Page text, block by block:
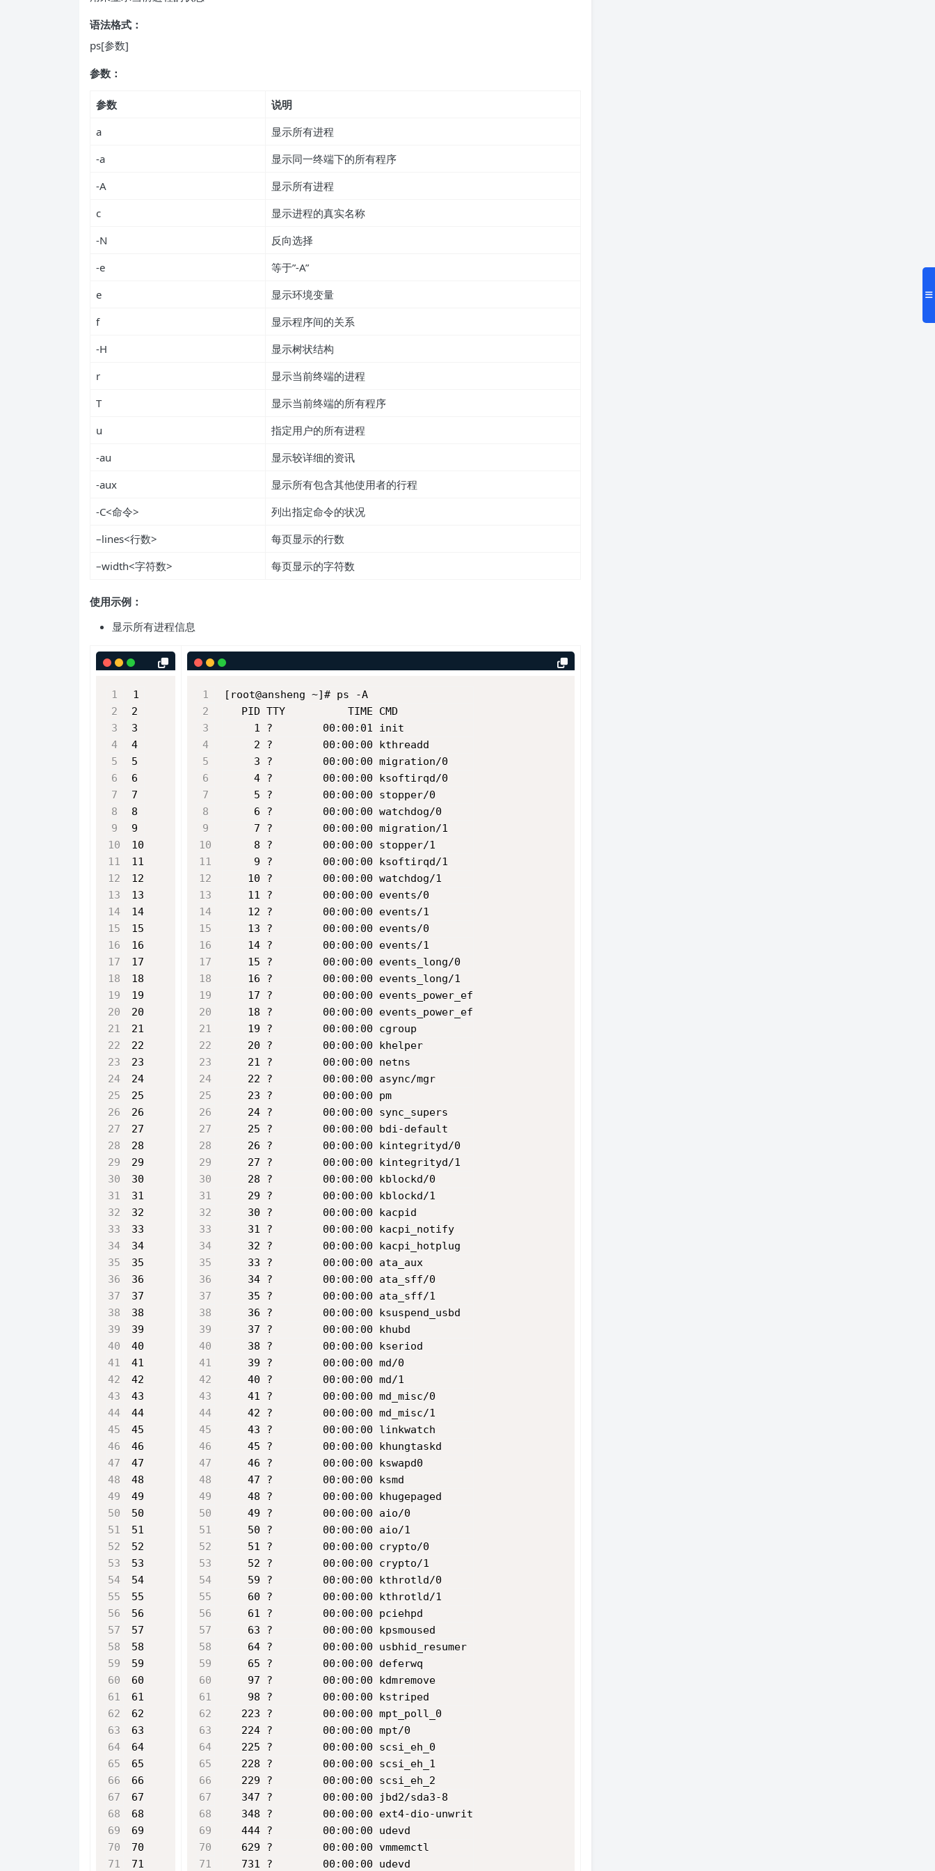
语法格式：
ps[参数]
参数：
参数
说明
a
显示所有进程
-a
显示同一终端下的所有程序
-A
显示所有进程
c
显示进程的真实名称
-N
反向选择
-e
等于”-A”
e
显示环境变量
f
显示程序间的关系
-H
显示树状结构
r
显示当前终端的进程
T
显示当前终端的所有程序
u
指定用户的所有进程
-au
显示较详细的资讯
-aux
显示所有包含其他使用者的行程
-C<命令>
列出指定命令的状况
–lines<行数>
每页显示的行数
–width<字符数>
每页显示的字符数
使用示例：
显示所有进程信息
1
2
3
4
5
6
7
8
9
10
11
12
13
14
15
16
17
18
19
20
21
22
23
24
25
26
27
28
29
30
31
32
33
34
35
36
37
38
39
40
41
42
43
44
45
46
47
48
49
50
51
52
53
54
55
56
57
58
59
60
61
62
63
64
65
66
67
68
69
70
71
[root@ansheng ~]# ps -A
   PID TTY          TIME CMD
     1 ?        00:00:01 init
     2 ?        00:00:00 kthreadd
     3 ?        00:00:00 migration/0
     4 ?        00:00:00 ksoftirqd/0
     5 ?        00:00:00 stopper/0
     6 ?        00:00:00 watchdog/0
     7 ?        00:00:00 migration/1
     8 ?        00:00:00 stopper/1
     9 ?        00:00:00 ksoftirqd/1
    10 ?        00:00:00 watchdog/1
    11 ?        00:00:00 events/0
    12 ?        00:00:00 events/1
    13 ?        00:00:00 events/0
    14 ?        00:00:00 events/1
    15 ?        00:00:00 events_long/0
    16 ?        00:00:00 events_long/1
    17 ?        00:00:00 events_power_ef
    18 ?        00:00:00 events_power_ef
    19 ?        00:00:00 cgroup
    20 ?        00:00:00 khelper
    21 ?        00:00:00 netns
    22 ?        00:00:00 async/mgr
    23 ?        00:00:00 pm
    24 ?        00:00:00 sync_supers
    25 ?        00:00:00 bdi-default
    26 ?        00:00:00 kintegrityd/0
    27 ?        00:00:00 kintegrityd/1
    28 ?        00:00:00 kblockd/0
    29 ?        00:00:00 kblockd/1
    30 ?        00:00:00 kacpid
    31 ?        00:00:00 kacpi_notify
    32 ?        00:00:00 kacpi_hotplug
    33 ?        00:00:00 ata_aux
    34 ?        00:00:00 ata_sff/0
    35 ?        00:00:00 ata_sff/1
    36 ?        00:00:00 ksuspend_usbd
    37 ?        00:00:00 khubd
    38 ?        00:00:00 kseriod
    39 ?        00:00:00 md/0
    40 ?        00:00:00 md/1
    41 ?        00:00:00 md_misc/0
    42 ?        00:00:00 md_misc/1
    43 ?        00:00:00 linkwatch
    45 ?        00:00:00 khungtaskd
    46 ?        00:00:00 kswapd0
    47 ?        00:00:00 ksmd
    48 ?        00:00:00 khugepaged
    49 ?        00:00:00 aio/0
    50 ?        00:00:00 aio/1
    51 ?        00:00:00 crypto/0
    52 ?        00:00:00 crypto/1
    59 ?        00:00:00 kthrotld/0
    60 ?        00:00:00 kthrotld/1
    61 ?        00:00:00 pciehpd
    63 ?        00:00:00 kpsmoused
    64 ?        00:00:00 usbhid_resumer
    65 ?        00:00:00 deferwq
    97 ?        00:00:00 kdmremove
    98 ?        00:00:00 kstriped
   223 ?        00:00:00 mpt_poll_0
   224 ?        00:00:00 mpt/0
   225 ?        00:00:00 scsi_eh_0
   228 ?        00:00:00 scsi_eh_1
   229 ?        00:00:00 scsi_eh_2
   347 ?        00:00:00 jbd2/sda3-8
   348 ?        00:00:00 ext4-dio-unwrit
   444 ?        00:00:00 udevd
   629 ?        00:00:00 vmmemctl
   731 ?        00:00:00 udevd